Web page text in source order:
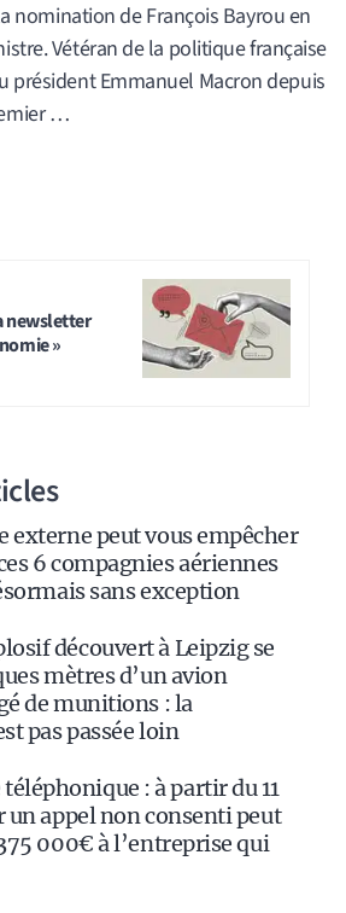
nomination de François Bayrou en
Vétéran de la politique française
président Emmanuel Macron depuis
…
newsletter
»
externe peut vous empêcher
6 compagnies aériennes
sans exception
découvert à Leipzig se
mètres d’un avion
de munitions : la
pas passée loin
: à partir du 11
un appel non consenti peut
000€ à l’entreprise qui